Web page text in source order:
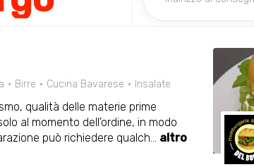
Birre Cucina Bavarese Insalate
qualità delle materie prime
al momento dell'ordine, in modo
può richiedere qualch... altro